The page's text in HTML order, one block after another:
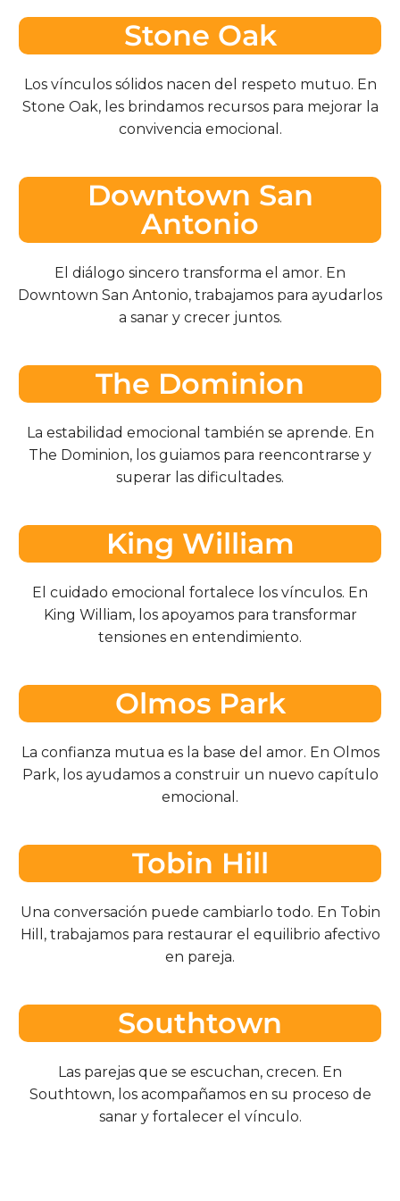
Stone Oak
Los vínculos sólidos nacen del respeto mutuo. En
Stone Oak, les brindamos recursos para mejorar la
convivencia emocional.
Downtown San
Antonio
El diálogo sincero transforma el amor. En
Downtown San Antonio, trabajamos para ayudarlos
a sanar y crecer juntos.
The Dominion
La estabilidad emocional también se aprende. En
The Dominion, los guiamos para reencontrarse y
superar las dificultades.
King William
El cuidado emocional fortalece los vínculos. En
King William, los apoyamos para transformar
tensiones en entendimiento.
Olmos Park
La confianza mutua es la base del amor. En Olmos
Park, los ayudamos a construir un nuevo capítulo
emocional.
Tobin Hill
Una conversación puede cambiarlo todo. En Tobin
Hill, trabajamos para restaurar el equilibrio afectivo
en pareja.
Southtown
Las parejas que se escuchan, crecen. En
Southtown, los acompañamos en su proceso de
sanar y fortalecer el vínculo.